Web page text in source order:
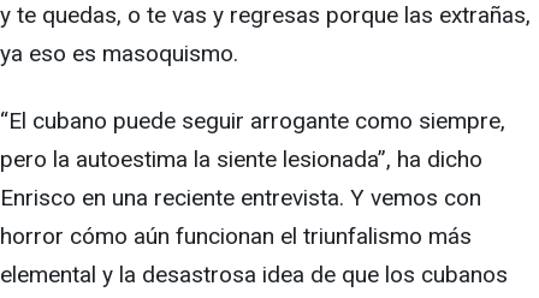
y te quedas, o te vas y regresas porque las extrañas,
ya eso es masoquismo.
“El cubano puede seguir arrogante como siempre,
pero la autoestima la siente lesionada”, ha dicho
Enrisco en una reciente entrevista. Y vemos con
horror cómo aún funcionan el triunfalismo más
elemental y la desastrosa idea de que los cubanos